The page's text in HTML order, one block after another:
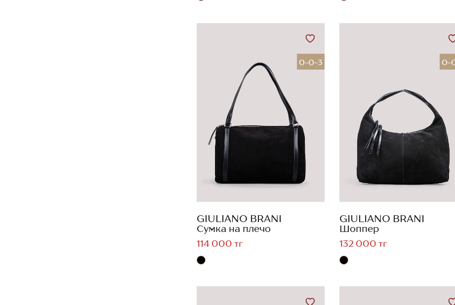
0-0-3
GIULIANO BRANI
Сумка на плечо
114 000 тг
0-
GIULIANO BRANI
Шоппер
132 000 тг